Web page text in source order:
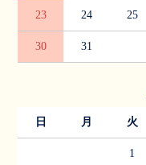
23 24 25
30 31
日 月 火
1